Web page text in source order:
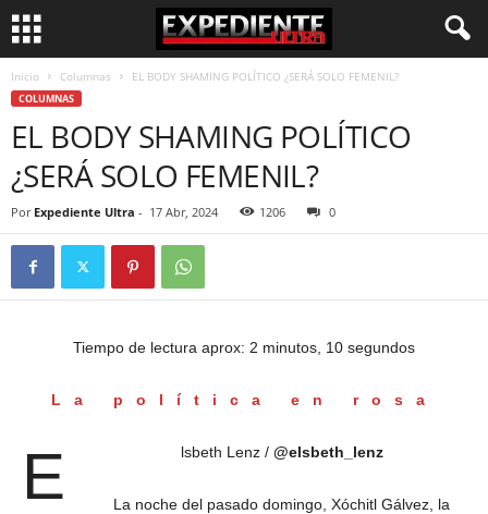
Inicio Columnas EL BODY SHAMING POLÍTICO ¿SERÁ SOLO FEMENIL?
COLUMNAS
EL BODY SHAMING POLÍTICO
¿SERÁ SOLO FEMENIL?
Por Expediente Ultra - 17 Abr, 2024 1206 0
Tiempo de lectura aprox: 2 minutos, 10 segundos
La política en rosa
E lsbeth Lenz / @elsbeth_lenz
La noche del pasado domingo, Xóchitl Gálvez, la